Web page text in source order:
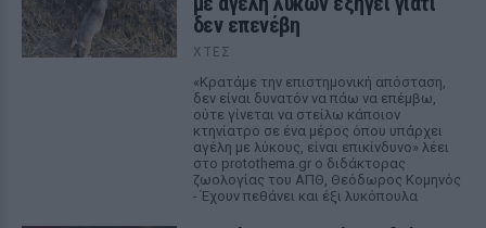
δεν επενέβη
ΧΤΕΣ
«Κρατάμε την επιστημονική απόσταση,
δεν είναι δυνατόν να πάω να επέμβω,
ούτε γίνεται να στείλω κάποιον
κτηνίατρο σε ένα μέρος όπου υπάρχει
αγέλη με λύκους, είναι επικίνδυνο» λέει
στο protothema.gr ο διδάκτορας
ζωολογίας του ΑΠΘ, Θεόδωρος Κομηνός
- Έχουν πεθάνει και έξι λυκόπουλα